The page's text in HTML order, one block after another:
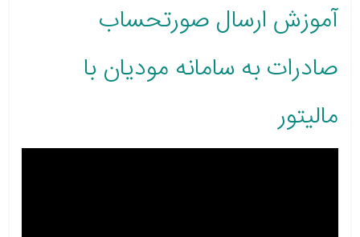
آموزش ارسال صورتحساب
صادرات به سامانه مودیان با
مالیتور